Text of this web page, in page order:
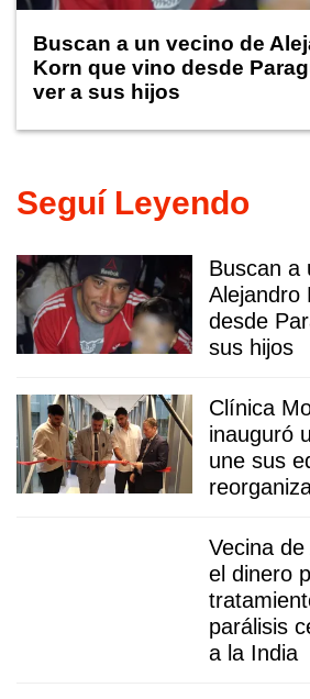
Buscan a un vecino de
Korn que vino desde
ver a sus hijos
Seguí Leyendo
Buscan a
Alejandro
desde
sus hijos
Clínica
inauguró
une sus
Vecina
el dinero
parálisis
a la India